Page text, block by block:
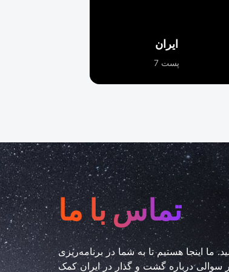
ایران
پست 7
تماس با ما
ما اینجا هستیم تا به شما در برنامه‌ریزی
درباره گشت و گذار در ایران کمک